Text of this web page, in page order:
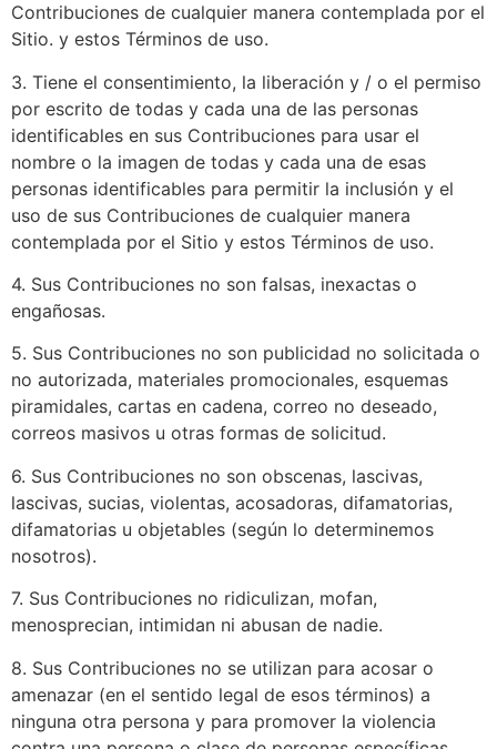
Contribuciones de cualquier manera contemplada por el
Sitio. y estos Términos de uso.
3. Tiene el consentimiento, la liberación y / o el permiso
por escrito de todas y cada una de las personas
identificables en sus Contribuciones para usar el
nombre o la imagen de todas y cada una de esas
personas identificables para permitir la inclusión y el
uso de sus Contribuciones de cualquier manera
contemplada por el Sitio y estos Términos de uso.
4. Sus Contribuciones no son falsas, inexactas o
engañosas.
5. Sus Contribuciones no son publicidad no solicitada o
no autorizada, materiales promocionales, esquemas
piramidales, cartas en cadena, correo no deseado,
correos masivos u otras formas de solicitud.
6. Sus Contribuciones no son obscenas, lascivas,
lascivas, sucias, violentas, acosadoras, difamatorias,
difamatorias u objetables (según lo determinemos
nosotros).
7. Sus Contribuciones no ridiculizan, mofan,
menosprecian, intimidan ni abusan de nadie.
8. Sus Contribuciones no se utilizan para acosar o
amenazar (en el sentido legal de esos términos) a
ninguna otra persona y para promover la violencia